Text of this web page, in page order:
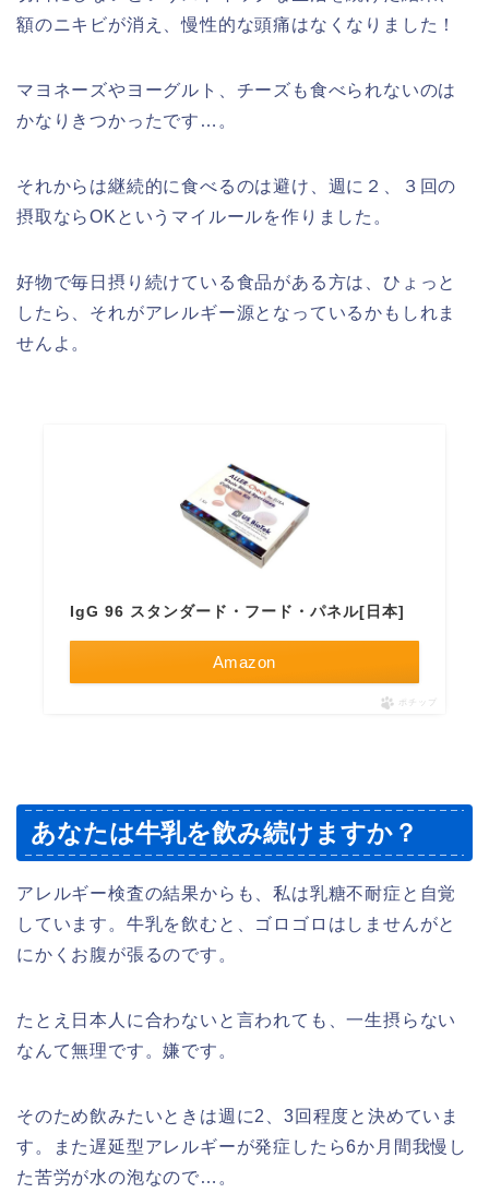
額のニキビが消え、慢性的な頭痛はなくなりました！
マヨネーズやヨーグルト、チーズも食べられないのは
かなりきつかったです…。
それからは継続的に食べるのは避け、週に２、３回の
摂取ならOKというマイルールを作りました。
好物で毎日摂り続けている食品がある方は、ひょっと
したら、それがアレルギー源となっているかもしれま
せんよ。
IgG 96 スタンダード・フード・パネル[日本]
Amazon
ポチップ
あなたは牛乳を飲み続けますか？
アレルギー検査の結果からも、私は乳糖不耐症と自覚
しています。牛乳を飲むと、ゴロゴロはしませんがと
にかくお腹が張るのです。
たとえ日本人に合わないと言われても、一生摂らない
なんて無理です。嫌です。
そのため飲みたいときは週に2、3回程度と決めていま
す。また遅延型アレルギーが発症したら6か月間我慢し
た苦労が水の泡なので…。